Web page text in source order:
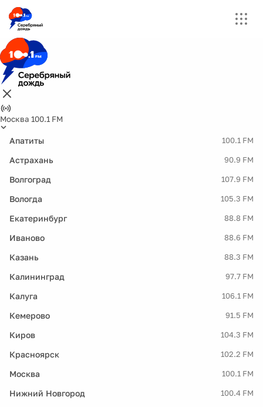
Москва 100.1 FM
Апатиты 100.1 FM
Астрахань 90.9 FM
Волгоград 107.9 FM
Вологда 105.3 FM
Екатеринбург 88.8 FM
Иваново 88.6 FM
Казань 88.3 FM
Калининград 97.7 FM
Калуга 106.1 FM
Кемерово 91.5 FM
Киров 104.3 FM
Красноярск 102.2 FM
Москва 100.1 FM
Нижний Новгород 100.4 FM